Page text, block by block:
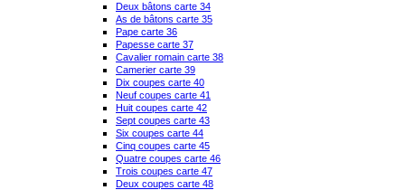
Deux bâtons carte 34
As de bâtons carte 35
Pape carte 36
Papesse carte 37
Cavalier romain carte 38
Camerier carte 39
Dix coupes carte 40
Neuf coupes carte 41
Huit coupes carte 42
Sept coupes carte 43
Six coupes carte 44
Cinq coupes carte 45
Quatre coupes carte 46
Trois coupes carte 47
Deux coupes carte 48